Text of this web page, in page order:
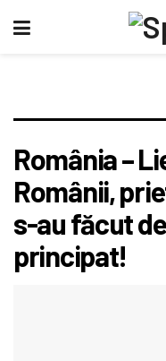
România –
Românii,
s-au făcut
principat!